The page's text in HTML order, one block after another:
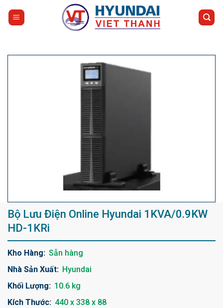
Bộ Lưu Điện Online Hyundai 1KVA/0.9KW
HD-1KRi
Kho Hàng: Sẵn hàng
Nhà Sản Xuất: Hyundai
Khối Lượng: 10.6 kg
Kích Thước: 440 x 338 x 88